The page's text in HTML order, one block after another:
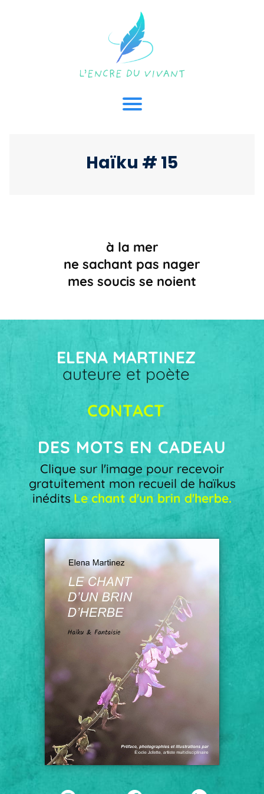
Haïku # 15
à la mer
ne sachant pas nager
mes soucis se noient
ELENA MARTINEZ
auteure et poète
CONTACT
DES MOTS EN CADEAU
Clique sur l'image pour recevoir
gratuitement mon recueil de haïkus
inédits Le chant d'un brin d'herbe.